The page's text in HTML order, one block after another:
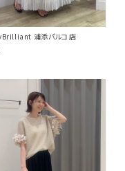
浦添パルコ店